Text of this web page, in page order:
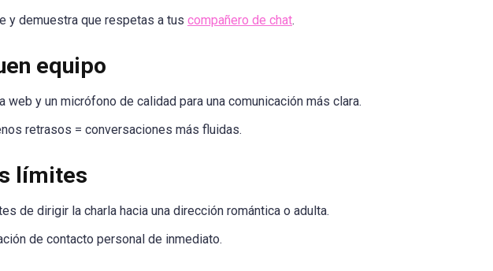
y demuestra que respetas a tus compañero de chat.
equipo
web y un micrófono de calidad para una comunicación más clara.
retrasos = conversaciones más fluidas.
límites
de dirigir la charla hacia una dirección romántica o adulta.
de contacto personal de inmediato.